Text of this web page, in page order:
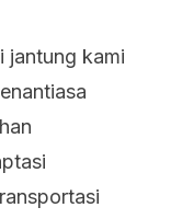
jantung kami